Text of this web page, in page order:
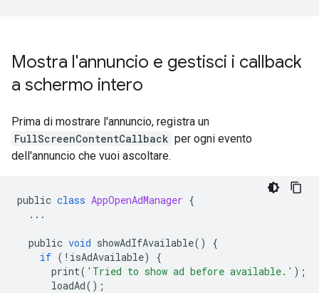
Mostra l'annuncio e gestisci i callback
a schermo intero
Prima di mostrare l'annuncio, registra un
FullScreenContentCallback per ogni evento
dell'annuncio che vuoi ascoltare.
public class AppOpenAdManager {
...
public void showAdIfAvailable()
{
if ( ! isAdAvailable)
{
print( 'Tried to show ad before available.' );
loadAd();